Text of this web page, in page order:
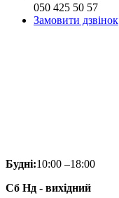
050 425 50 57
Замовити дзвінок
Будні:10:00 –18:00
Сб Нд - вихідний